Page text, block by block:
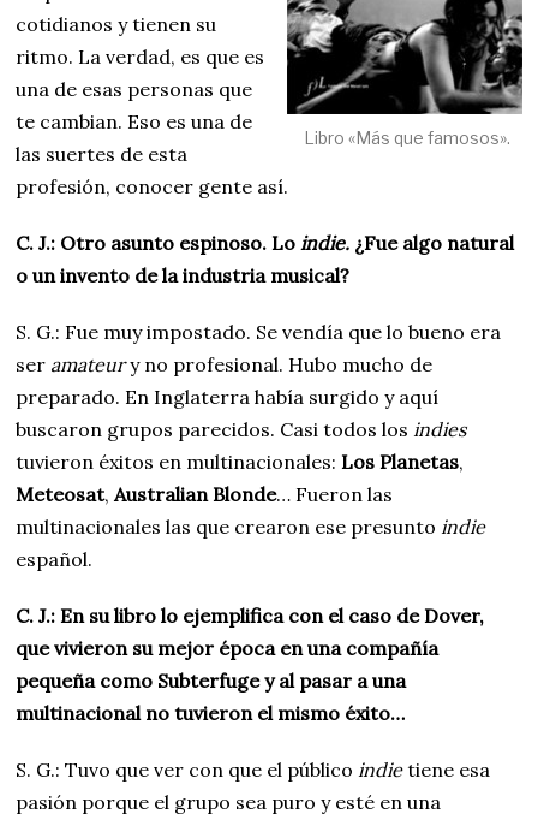
Libro «Más que famosos».
cotidianos y tienen su
ritmo. La verdad, es que es
una de esas personas que
te cambian. Eso es una de
las suertes de esta
profesión, conocer gente así.
C. J.: Otro asunto espinoso. Lo indie. ¿Fue algo natural
o un invento de la industria musical?
S. G.: Fue muy impostado. Se vendía que lo bueno era
ser amateury no profesional. Hubo mucho de
preparado. En Inglaterra había surgido y aquí
buscaron grupos parecidos. Casi todos los indies
tuvieron éxitos en multinacionales: Los Planetas,
Meteosat,Australian Blonde… Fueron las
multinacionales las que crearon ese presunto indie
español.
C. J.: En su libro lo ejemplifica con el caso de Dover,
que vivieron su mejor época en una compañía
pequeña como Subterfuge y al pasar a una
multinacional no tuvieron el mismo éxito…
S. G.: Tuvo que ver con que el público indietiene esa
pasión porque el grupo sea puro y esté en una